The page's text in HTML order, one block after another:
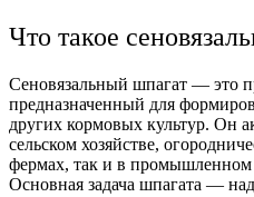
Что такое
Сеновязальный шпагат — это
предназначенный для
других кормовых культур. Он
сельском хозяйстве,
фермах, так и в промышленном
Основная задача шпагата —